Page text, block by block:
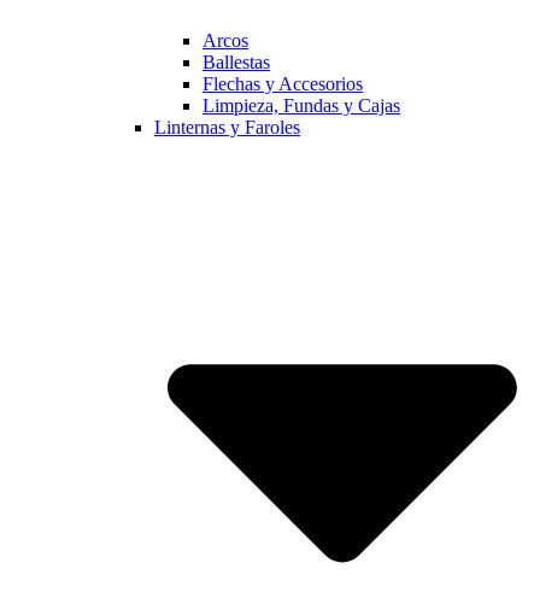
Arcos
Ballestas
Flechas y Accesorios
Limpieza, Fundas y Cajas
Linternas y Faroles